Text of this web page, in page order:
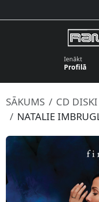
Ienākt
Profilā
SĀKUMS
CD DISKI
NATALIE